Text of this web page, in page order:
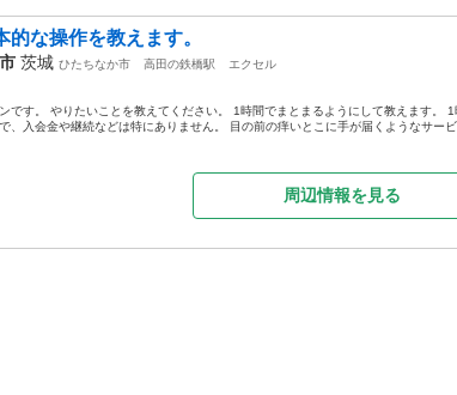
的な操作を教えます。
茨城 ひたちなか市 高田の鉄橋駅
エクセル
です。 やりたいことを教えてください。 1時間でまとまるようにして教えます。
、入会金や継続などは特にありません。 目の前の痒いとこに手が届くようなサービ
周辺情報を見る